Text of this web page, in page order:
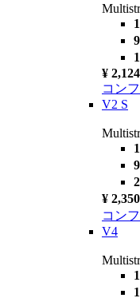
¥
コン
V2 S
¥
コン
V4